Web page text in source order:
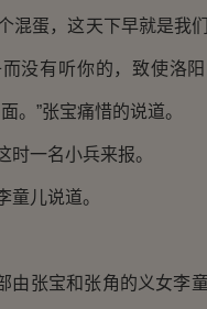
混蛋，这天下早就是我
没有听你的，致使洛
。”张宝痛惜的说道。
一名小兵来报。
儿说道。
张宝和张角的义女李